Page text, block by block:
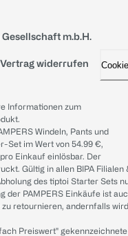
m.b.H.
Vertrag widerrufen
Informationen zum
Windeln, Pants und
Set im Wert von 54.99 €,
Einkauf einlösbar. Der
Gültig in allen BIPA Filialen
des tiptoi Starter Sets
der PAMPERS Einkäufe ist
retournieren, andernfalls wird
Preiswert" gekennzeichnete